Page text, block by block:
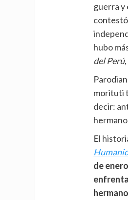
guerra y
contestó
hubo
del Perú
morituti
decir:
El
de